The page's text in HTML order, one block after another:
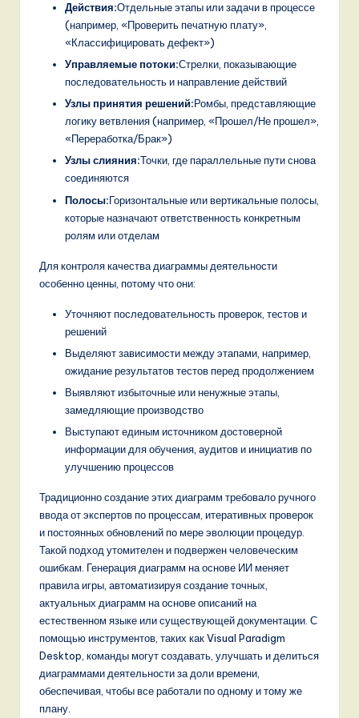
Действия:Отдельные этапы или задачи в процессе
(например, «Проверить печатную плату»,
«Классифицировать дефект»)
Управляемые потоки:Стрелки, показывающие
последовательность и направление действий
Узлы принятия решений:Ромбы, представляющие
логику ветвления (например, «Прошел/Не прошел»,
«Переработка/Брак»)
Узлы слияния:Точки, где параллельные пути снова
соединяются
Полосы:Горизонтальные или вертикальные полосы,
которые назначают ответственность конкретным
ролям или отделам
Для контроля качества диаграммы деятельности
особенно ценны, потому что они:
Уточняют последовательность проверок, тестов и
решений
Выделяют зависимости между этапами, например,
ожидание результатов тестов перед продолжением
Выявляют избыточные или ненужные этапы,
замедляющие производство
Выступают единым источником достоверной
информации для обучения, аудитов и инициатив по
улучшению процессов
Традиционно создание этих диаграмм требовало ручного
ввода от экспертов по процессам, итеративных проверок
и постоянных обновлений по мере эволюции процедур.
Такой подход утомителен и подвержен человеческим
ошибкам. Генерация диаграмм на основе ИИ меняет
правила игры, автоматизируя создание точных,
актуальных диаграмм на основе описаний на
естественном языке или существующей документации. С
помощью инструментов, таких как Visual Paradigm
Desktop, команды могут создавать, улучшать и делиться
диаграммами деятельности за доли времени,
обеспечивая, чтобы все работали по одному и тому же
плану.